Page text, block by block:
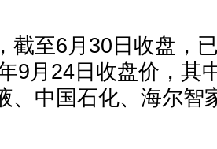
截至6月30日收盘，
9月24日收盘价，其
、中国石化、海尔智